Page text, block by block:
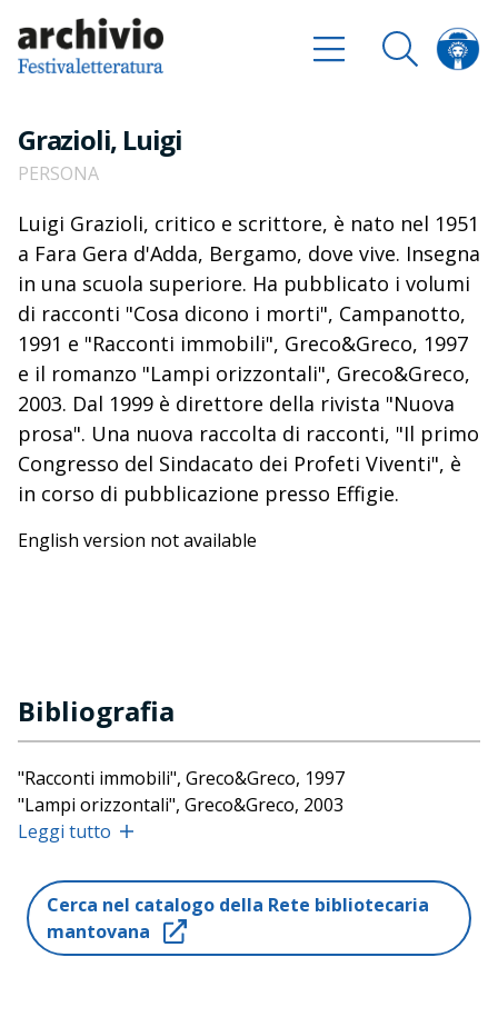
Grazioli, Luigi
PERSONA
Luigi Grazioli, critico e scrittore, è nato nel 1951
a Fara Gera d'Adda, Bergamo, dove vive. Insegna
in una scuola superiore. Ha pubblicato i volumi
di racconti "Cosa dicono i morti", Campanotto,
1991 e "Racconti immobili", Greco&Greco, 1997
e il romanzo "Lampi orizzontali", Greco&Greco,
2003. Dal 1999 è direttore della rivista "Nuova
prosa". Una nuova raccolta di racconti, "Il primo
Congresso del Sindacato dei Profeti Viventi", è
in corso di pubblicazione presso Effigie.
English version not available
Bibliografia
"Racconti immobili", Greco&Greco, 1997
"Lampi orizzontali", Greco&Greco, 2003
"Diagnostica per immagini delle malattie del fegato e
"Il primo congresso del sindacato dei profeti viventi",
Effigie, 2008
Leggi tutto
Cerca nel catalogo della Rete bibliotecaria
mantovana